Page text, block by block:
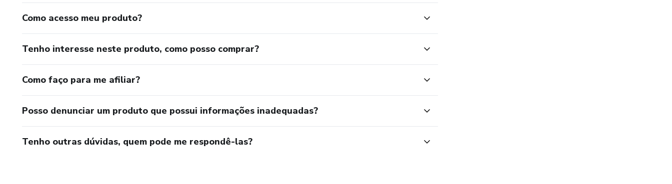
Como acesso meu produto?
Tenho interesse neste produto, como posso comprar?
Como faço para me afiliar?
Posso denunciar um produto que possui informações inadequadas?
Tenho outras dúvidas, quem pode me respondê-las?